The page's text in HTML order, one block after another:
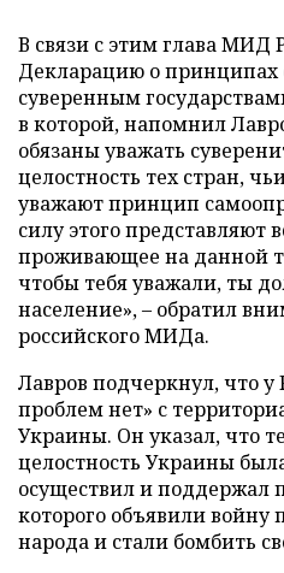
В связи с этим глава МИД
Декларацию о
суверенным
в которой, напомнил
обязаны уважать
целостность тех стран,
уважают принцип
силу этого представляют
проживающее на данной
чтобы тебя уважали, ты
население», – обратил
российского МИДа.
Лавров подчеркнул, что у
проблем нет» с
Украины. Он указал, что
целостность Украины
осуществил и поддержал
которого объявили войну
народа и стали бомбить